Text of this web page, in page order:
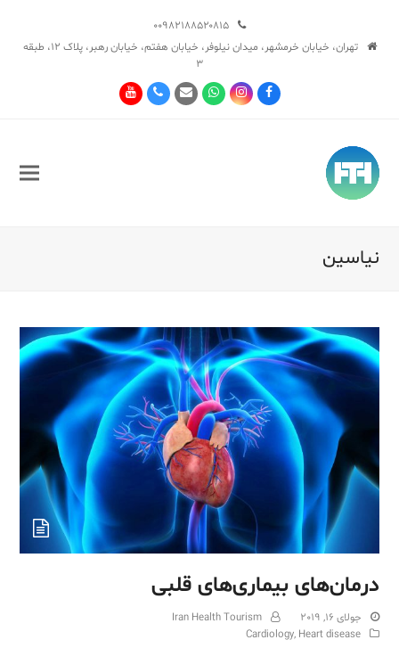
تهران، خیابان خرمشهر، میدان نیلوفر، خیابان هفتم، خیابان رهبر، پلاک ۱۲، طبقه
۳
Facebook
Instagram
Whatsapp
Email
Phone
Youtube
نیاسین
درمان‌های بیماری‌های قلبی
جولای 16, 2019
Iran Health Tourism
Cardiology, Heart disease